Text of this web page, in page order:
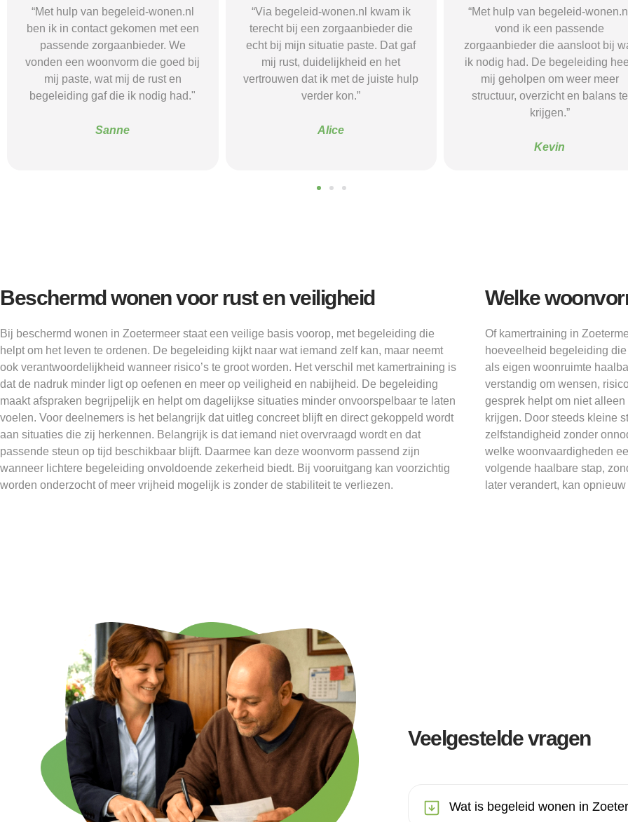
“Via begeleid-wonen.nl kwam ik
terecht bij een zorgaanbieder die
echt bij mijn situatie paste. Dat gaf
mij rust, duidelijkheid en het
vertrouwen dat ik met de juiste hulp
verder kon.”
Alice
“Met hulp van begeleid-wonen.nl
vond ik een passende
zorgaanbieder die aansloot bij wat
ik nodig had. De begeleiding heeft
mij geholpen om weer meer
structuur, overzicht en balans te
“Met hulp van begeleid-wonen.nl
ben ik in contact gekomen met
passende zorgaanbieder. We
vonden een woonvorm die goed
mij paste, wat mij de rust en
begeleiding gaf die ik nodig had."
Beschermd wonen voor rust en veiligheid
Bij beschermd wonen in Zoetermeer staat een veilige basis voorop, met begeleiding die
helpt om het leven te ordenen. De begeleiding kijkt naar wat iemand zelf kan, maar neemt
ook verantwoordelijkheid wanneer risico’s te groot worden. Het verschil met kamertraining is
dat de nadruk minder ligt op oefenen en meer op veiligheid en nabijheid. De begeleiding
maakt afspraken begrijpelijk en helpt om dagelijkse situaties minder onvoorspelbaar te laten
voelen. Voor deelnemers is het belangrijk dat uitleg concreet blijft en direct gekoppeld wordt
aan situaties die zij herkennen. Belangrijk is dat iemand niet overvraagd wordt en dat
passende steun op tijd beschikbaar blijft. Daarmee kan deze woonvorm passend zijn
wanneer lichtere begeleiding onvoldoende zekerheid biedt. Bij vooruitgang kan voorzichtig
worden onderzocht of meer vrijheid mogelijk is zonder de stabiliteit te verliezen.
Welke
Of kamertraining in
hoeveelheid begeleiding
als eigen woonruimte
verstandig om wensen,
gesprek helpt om niet
krijgen. Door steeds kleine
zelfstandigheid zonder
welke woonvaardigheden
volgende haalbare stap,
later verandert, kan
Veelgestelde vragen
Wat is begeleid wonen in